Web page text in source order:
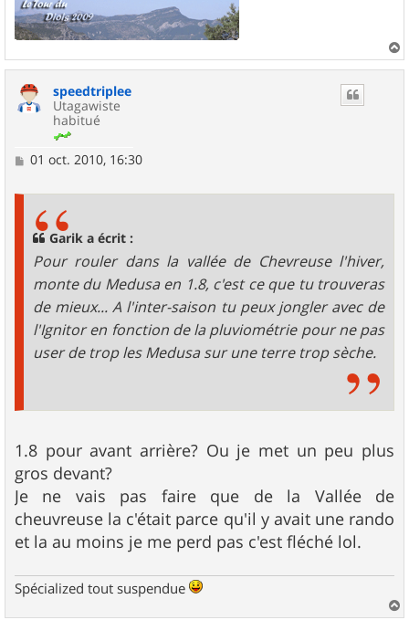
a
speedtriplee
Utagawiste
habitué
M
01 oct. 2010, 16:30
Garik a écrit :
Pour rouler dans la vallée de Chevreuse l'hiver,
monte du Medusa en 1.8, c'est ce que tu trouveras
de mieux... A l'inter-saison tu peux jongler avec de
l'Ignitor en fonction de la pluviométrie pour ne pas
user de trop les Medusa sur une terre trop sèche.
1.8 pour avant arrière? Ou je met un peu plus
gros devant?
Je ne vais pas faire que de la Vallée de
cheuvreuse la c'était parce qu'il y avait une rando
et la au moins je me perd pas c'est fléché lol.
Spécialized tout suspendue